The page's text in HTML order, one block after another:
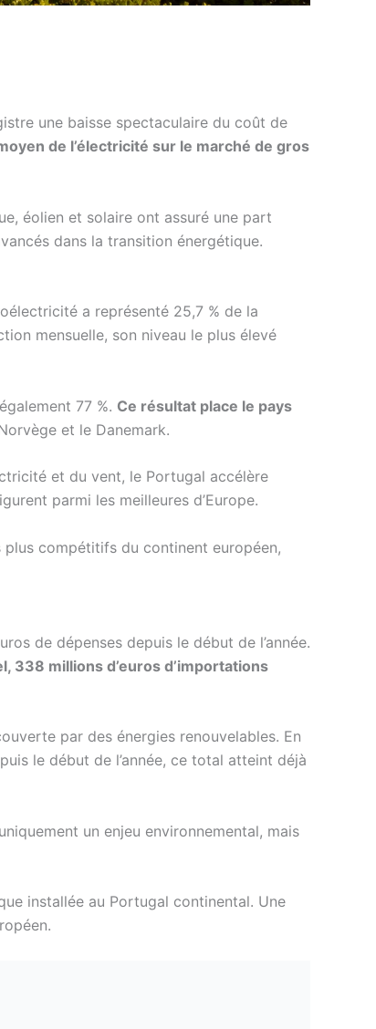
une baisse spectaculaire du coût de
de l’électricité sur le marché de gros
éolien et solaire ont assuré une part
dans la transition énergétique.
a représenté 25,7 % de la
mensuelle, son niveau le plus élevé
77 %. Ce résultat place le pays
et le Danemark.
et du vent, le Portugal accélère
parmi les meilleures d’Europe.
compétitifs du continent européen,
de dépenses depuis le début de l’année.
338 millions d’euros d’importations
par des énergies renouvelables. En
le début de l’année, ce total atteint déjà
un enjeu environnemental, mais
installée au Portugal continental. Une